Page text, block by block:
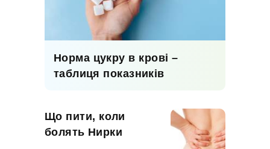
Норма цукру в крові –
таблиця показників
Що пити, коли
болять Нирки